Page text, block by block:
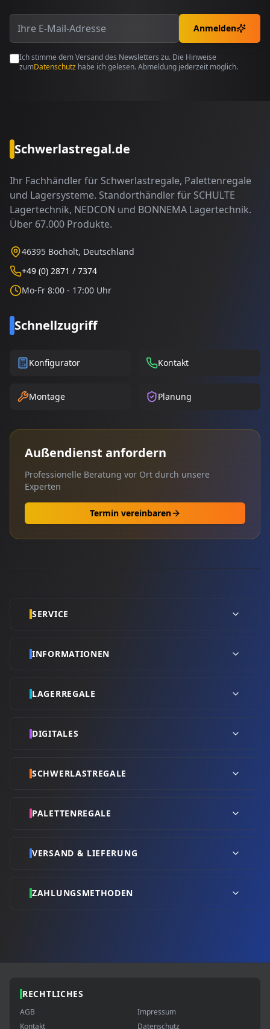
Anmelden
Ich stimme dem Versand des Newsletters zu. Die Hinweise
zumDatenschutz habe ich gelesen. Abmeldung jederzeit möglich.
Schwerlastregal.de
Ihr Fachhändler für Schwerlastregale, Palettenregale
und Lagersysteme. Standorthändler für SCHULTE
Lagertechnik, NEDCON und BONNEMA Lagertechnik.
Über 67.000 Produkte.
46395 Bocholt, Deutschland
+49 (0) 2871 / 7374
Mo-Fr 8:00 - 17:00 Uhr
Schnellzugriff
Konfigurator Kontakt
Montage Planung
Außendienst anfordern
Professionelle Beratung vor Ort durch unsere
Experten
Termin vereinbaren
SERVICE
INFORMATIONEN
LAGERREGALE
DIGITALES
SCHWERLASTREGALE
PALETTENREGALE
VERSAND & LIEFERUNG
ZAHLUNGSMETHODEN
RECHTLICHES
AGB
Impressum
Kontakt
Datenschutz